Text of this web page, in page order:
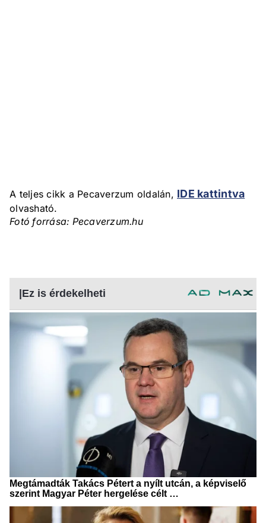
A teljes cikk a Pecaverzum oldalán, IDE kattintva
olvasható.
Fotó forrása: Pecaverzum.hu